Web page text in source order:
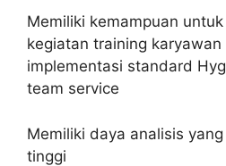
Memiliki kemampuan
kegiatan training
implementasi standard
team service
Memiliki daya analisis
tinggi